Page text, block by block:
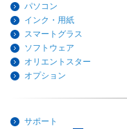
パソコン
インク・用紙
スマートグラス
ソフトウェア
オリエントスター
オプション
サポート